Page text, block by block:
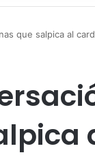
que salpica al